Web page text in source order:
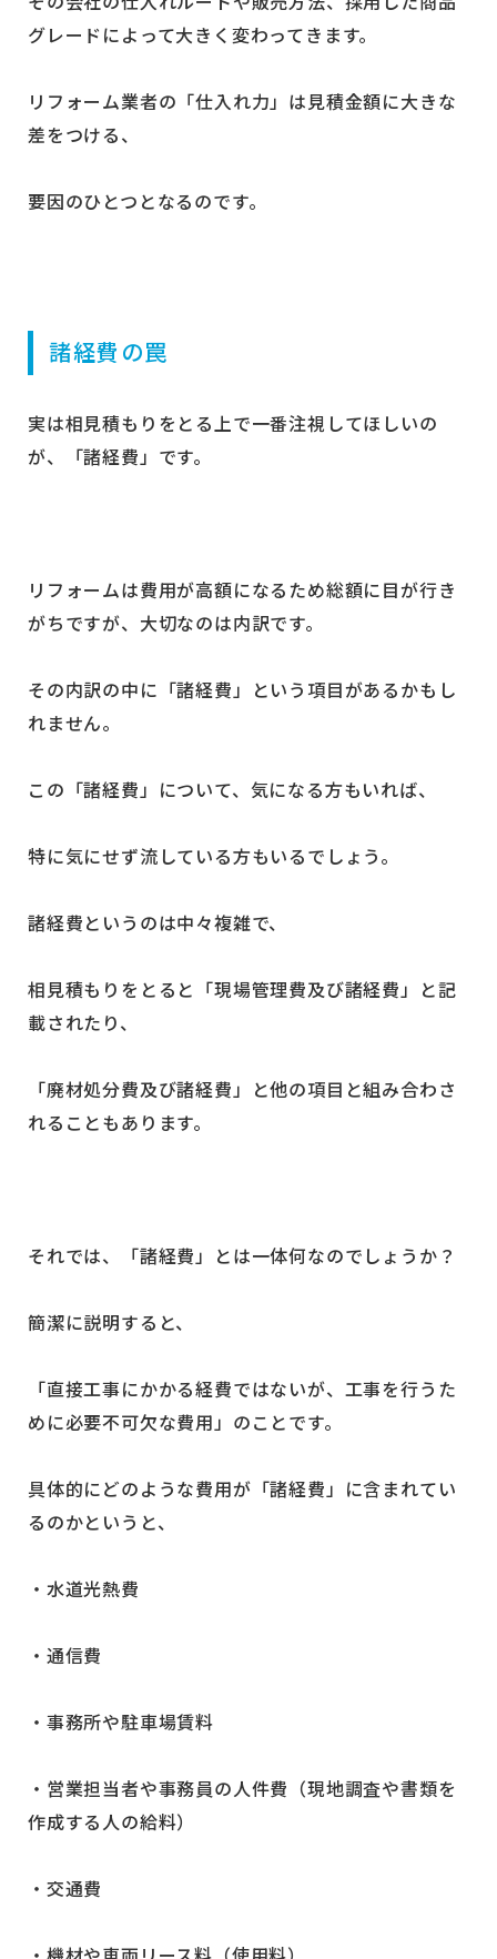
グレードによって大きく変わってきます。
リフォーム業者の「仕入れ力」は見積金額に大きな
差をつける、
要因のひとつとなるのです。
諸経費の罠
実は相見積もりをとる上で一番注視してほしいの
が、「諸経費」です。
リフォームは費用が高額になるため総額に目が行き
がちですが、大切なのは内訳です。
その内訳の中に「諸経費」という項目があるかもし
れません。
この「諸経費」について、気になる方もいれば、
特に気にせず流している方もいるでしょう。
諸経費というのは中々複雑で、
相見積もりをとると「現場管理費及び諸経費」と記
載されたり、
「廃材処分費及び諸経費」と他の項目と組み合わさ
れることもあります。
それでは、「諸経費」とは一体何なのでしょうか？
簡潔に説明すると、
「直接工事にかかる経費ではないが、工事を行うた
めに必要不可欠な費用」のことです。
具体的にどのような費用が「諸経費」に含まれてい
るのかというと、
・水道光熱費
・通信費
・事務所や駐車場賃料
・営業担当者や事務員の人件費（現地調査や書類を
作成する人の給料）
・交通費